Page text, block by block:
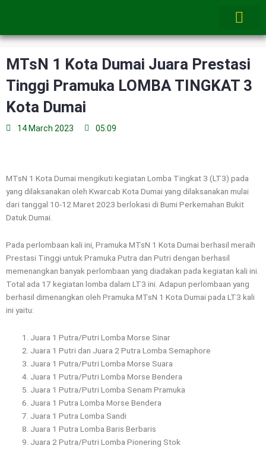
MTsN 1 Kota Dumai Juara Prestasi
Tinggi Pramuka LOMBA TINGKAT 3
Kota Dumai
14 March 2023 05:09
MTsN 1 Kota Dumai mengikuti kegiatan Lomba Tingkat 3 (LT3) pada
yang dilaksanakan oleh Kwarcab Kota Dumai yang dilaksanakan mulai
dari tanggal 10-12 Maret 2023 berlokasi di Bumi Perkemahan Bukit
Datuk Dumai.
Pada perlombaan kali ini, Pramuka MTsN 1 Kota Dumai berhasil meraih
Prestasi Tinggi untuk Pramuka Putra dan Putri dengan berhasil
memenangkan banyak perlombaan yang diadakan pada kegiatan kali ini.
Total ada 17 kegiatan lomba dalam LT3 ini. Adapun perlombaan yang
berhasil dimenangkan oleh Pramuka MTsN 1 Kota Dumai pada LT3 kali
ini yaitu:
Juara 1 Putra/Putri Lomba Morse Sinar
Juara 1 Putri dan Juara 2 Putra Lomba Semaphore
Juara 1 Putra/Putri Lomba Morse Suara
Juara 1 Putra/Putri Lomba Morse Bendera
Juara 1 Putra/Putri Lomba Senam Pramuka
Juara 1 Putra Lomba Morse Bendera
Juara 1 Putra Lomba Sandi
Juara 1 Putra Lomba Baris Berbaris
Juara 2 Putra/Putri Lomba Pionering Stok